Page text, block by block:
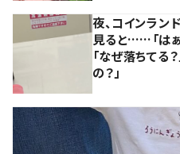
夜、コインラン
見ると……「はぁ
「なぜ落ちてる
の？」